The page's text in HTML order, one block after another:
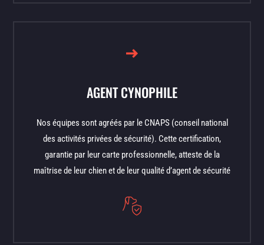
AGENT CYNOPHILE
Nos équipes sont agréés par le CNAPS (conseil national
des activités privées de sécurité). Cette certification,
garantie par leur carte professionnelle, atteste de la
maîtrise de leur chien et de leur qualité d’agent de sécurité